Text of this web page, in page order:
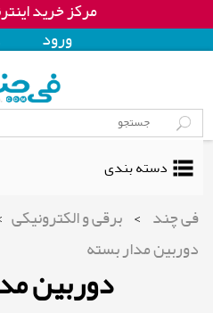
مرکز خرید
ورود
دسته بندی
فی چند > برقی و الکترونیکی
دوربین مدار بسته
دوربین